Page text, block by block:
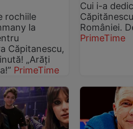
rochiile
la
Căpitanescu,
„Arăți
PrimeTime
Cui i-a
României.
PrimeTime